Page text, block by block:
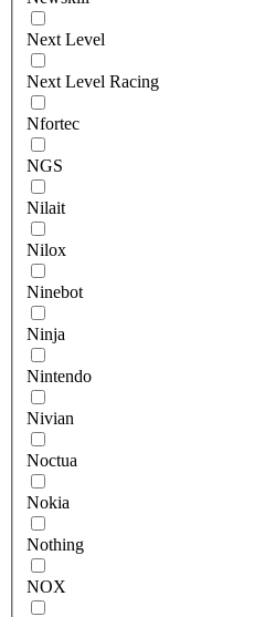
Next Level
Next Level Racing
Nfortec
NGS
Nilait
Nilox
Ninebot
Ninja
Nintendo
Nivian
Noctua
Nokia
Nothing
NOX